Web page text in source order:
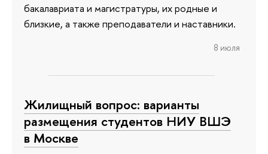
бакалавриата и магистратуры, их родные и
близкие, а также преподаватели и наставники.
8 июля
Жилищный вопрос: варианты
размещения студентов НИУ ВШЭ
в Москве